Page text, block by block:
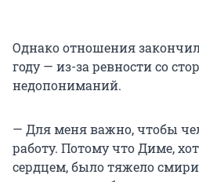
Однако отношения
году — из-за ревности со
недопониманий.
— Для меня важно, чтобы
работу. Потому что Диме,
сердцем, было тяжело